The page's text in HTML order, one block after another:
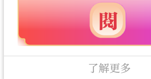
了解更多